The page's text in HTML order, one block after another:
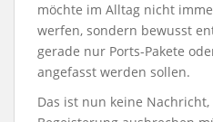
möchte im Alltag nicht
werfen, sondern bewusst
gerade nur Ports-Pakete
angefasst werden sollen.
Das ist nun keine